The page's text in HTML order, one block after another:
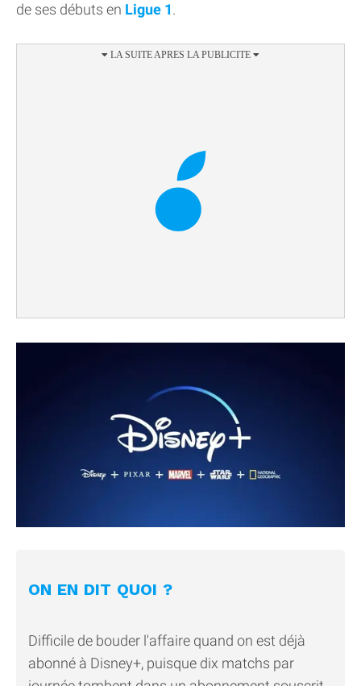
de ses débuts en Ligue 1.
ON EN DIT QUOI ?
Difficile de bouder l'affaire quand on est déjà
abonné à Disney+, puisque dix matchs par